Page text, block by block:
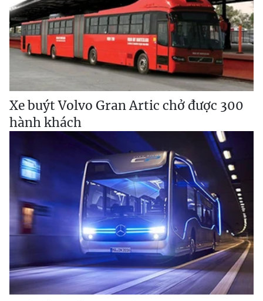
Xe buýt Volvo Gran Artic chở được 300
hành khách